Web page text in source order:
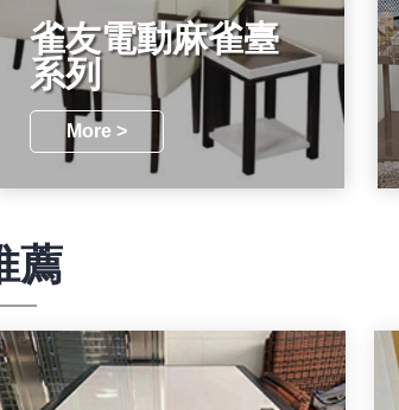
雀友電動麻雀臺
系列
More >
薦